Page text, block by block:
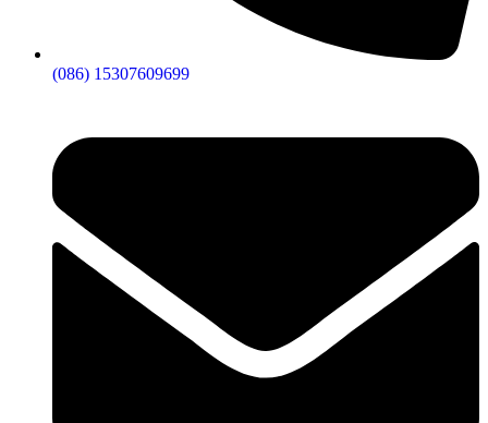
(086) 15307609699